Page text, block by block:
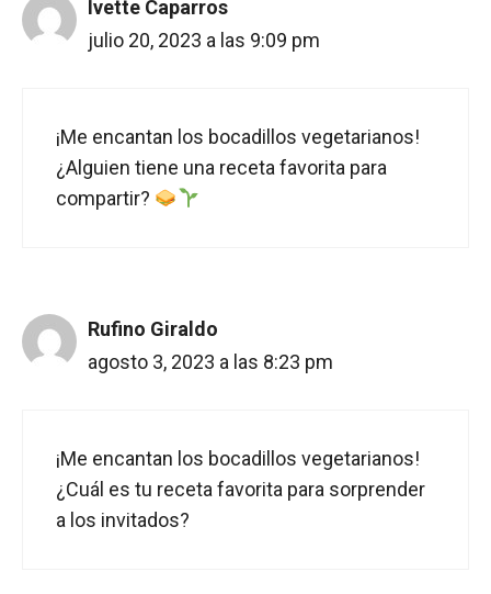
Ivette Caparros
julio 20, 2023 a las 9:09 pm
¡Me encantan los bocadillos vegetarianos!
¿Alguien tiene una receta favorita para
compartir?
Rufino Giraldo
agosto 3, 2023 a las 8:23 pm
¡Me encantan los bocadillos vegetarianos!
¿Cuál es tu receta favorita para sorprender
a los invitados?